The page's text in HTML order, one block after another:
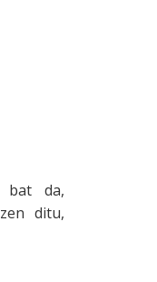
bat da,
ditu,